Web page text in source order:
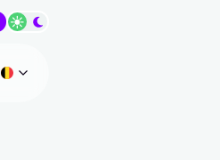
Wissel tussen dark/light modus
Huidige taal: be